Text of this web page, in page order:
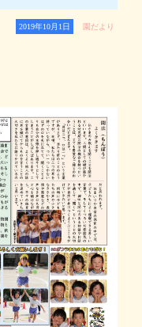
2019年10月1日 園だより